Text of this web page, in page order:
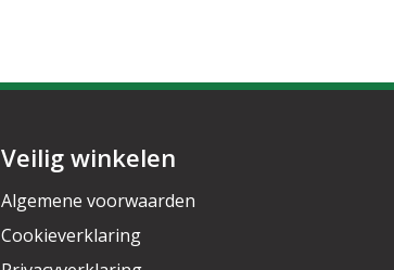
Veilig winkelen
Algemene voorwaarden
Cookieverklaring